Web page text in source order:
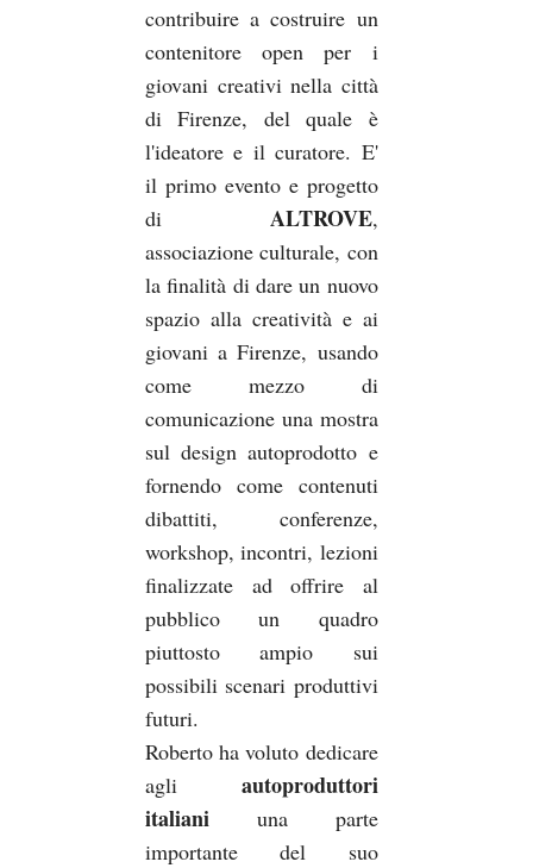
contribuire a costruire un
contenitore open per i
giovani creativi nella città
di Firenze, del quale è
l'ideatore e il curatore. E'
il primo evento e progetto
diALTROVE,
associazione culturale, con
la finalità di dare un nuovo
spazio alla creatività e ai
giovani a Firenze, usando
come mezzo di
comunicazione una mostra
sul design autoprodotto e
fornendo come contenuti
dibattiti, conferenze,
workshop, incontri, lezioni
finalizzate ad offrire al
pubblico un quadro
piuttosto ampio sui
possibili scenari produttivi
futuri.
Roberto ha voluto dedicare
agli autoproduttori
italiani una parte
importante del suo